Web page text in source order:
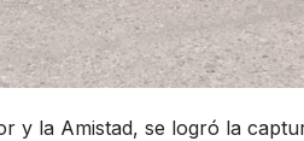
y la Amistad, se logró la